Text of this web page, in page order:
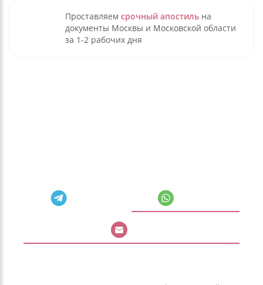
Проставляем срочный апостиль на
документы Москвы и Московской области
за 1-2 рабочих дня